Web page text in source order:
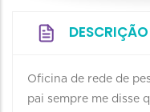
DESCRIÇÃO
Oficina de rede de
pai sempre me disse